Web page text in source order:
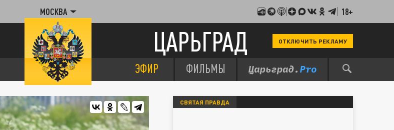
МОСКВА 18+
ЦАРЬГРАД ОТКЛЮЧИТЬ РЕКЛАМУ
ЭФИР ФИЛЬМЫ
СВЯТАЯ ПРАВДА